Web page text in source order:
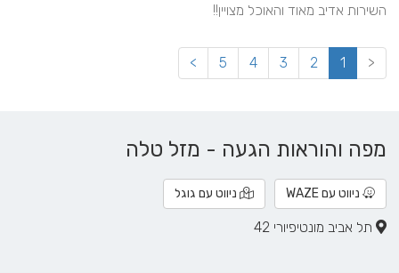
השירות אדיב מאוד והאוכל מצויין!!
<
1
2
3
4
5
>
מפה והוראות הגעה - מזל טלה
ניווט עם WAZE ניווט עם גוגל
תל אביב מונטיפיורי 42